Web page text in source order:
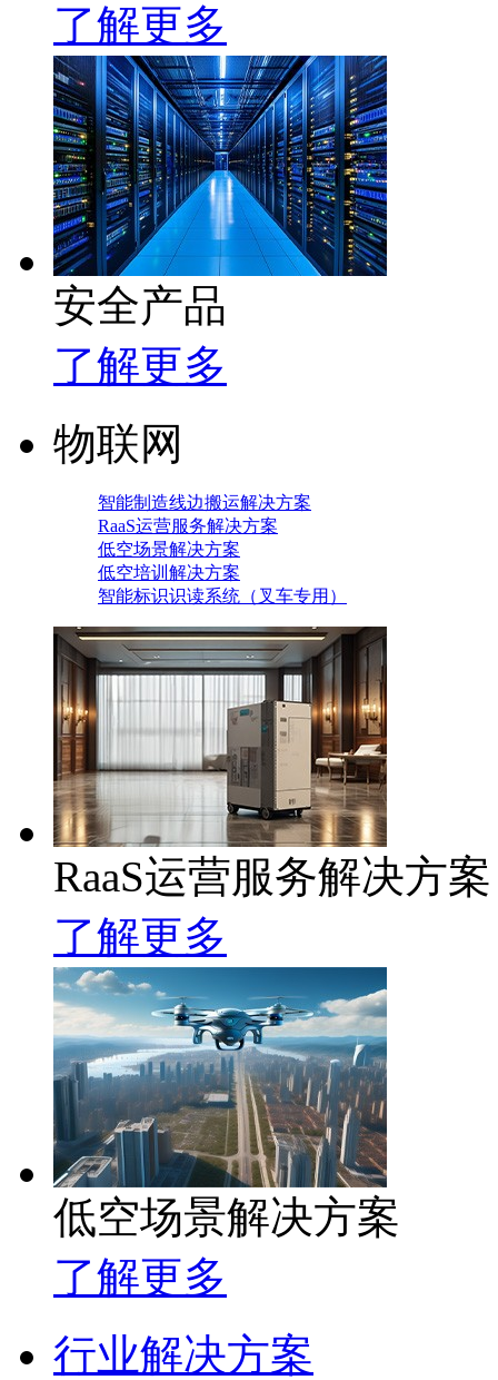
了解更多
安全产品
了解更多
物联网
智能制造线边搬运解决方案
RaaS运营服务解决方案
低空场景解决方案
低空培训解决方案
智能标识识读系统（叉车专用）
RaaS运营服务解决方案
了解更多
低空场景解决方案
了解更多
行业解决方案